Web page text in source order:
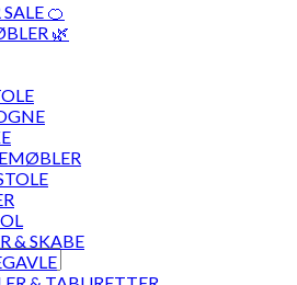
🍊
🌿
& SKABE